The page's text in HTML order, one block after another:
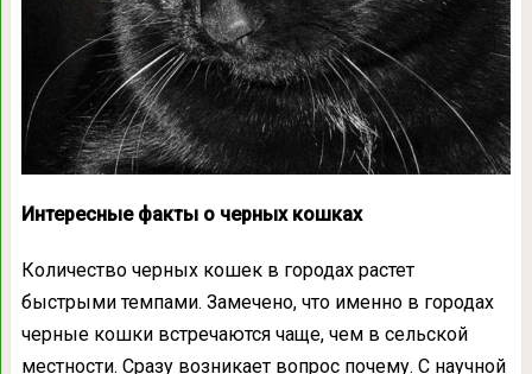
Интересные факты о черных кошках
Количество черных кошек в городах растет
быстрыми темпами. Замечено, что именно в городах
черные кошки встречаются чаще, чем в сельской
местности. Сразу возникает вопрос почему. С научной